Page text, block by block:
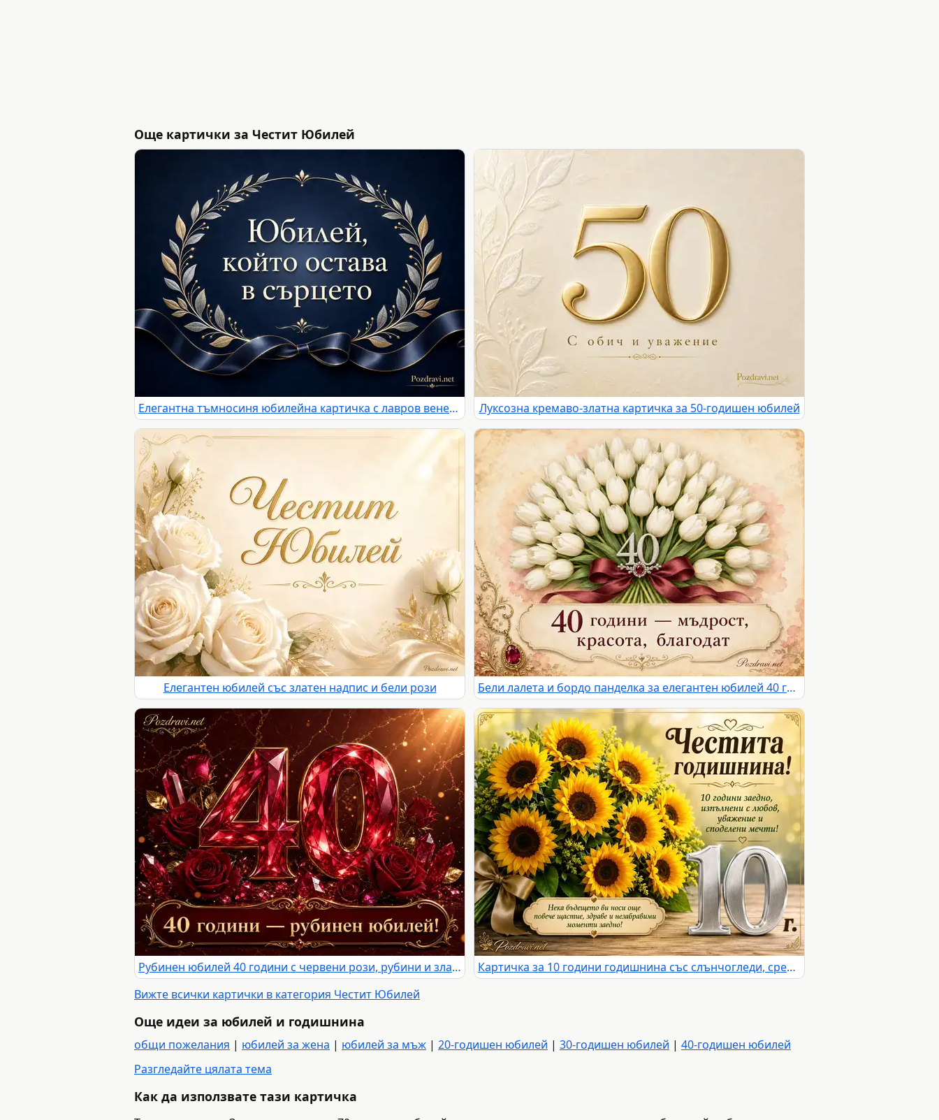
Още картички за Честит Юбилей
Елегантна тъмносиня юбилейна картичка с лавров венец и сатенена лента Луксозна кремаво-златна картичка за 50-годишен юбилей
Елегантен юбилей със златен надпис и бели рози Бели лалета и бордо панделка за елегантен юбилей 40 години
Рубинен юбилей 40 години с червени рози, рубини и златен надпис
Картичка за 10 години годишнина със слънчогледи, сребърна цифра 10 и празнични надписи
Вижте всички картички в категория Честит Юбилей
Още идеи за юбилей и годишнина
общи пожелания | юбилей за жена | юбилей за мъж | 20-годишен юбилей | 30-годишен юбилей | 40-годишен юбилей
Разгледайте цялата тема
Как да използвате тази картичка